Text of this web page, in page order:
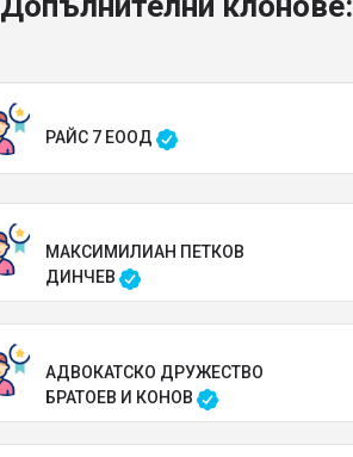
РАЙС 7 ЕООД
МАКСИМИЛИАН ПЕТКОВ
ДИНЧЕВ
АДВОКАТСКО ДРУЖЕСТВО
БРАТОЕВ И КОНОВ